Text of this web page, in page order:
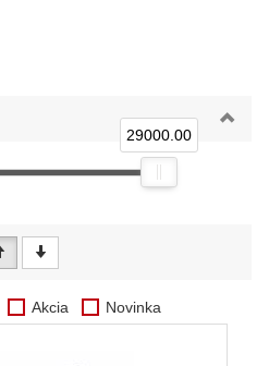
29000.00
Akcia Novinka